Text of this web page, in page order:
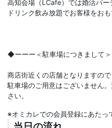
高知会場（LCafe）では婚活パー
ドリンク飲み放題でお客様をおも
◆ーーー＜駐車場につきまして
商店街近くの店舗となりますの
駐車場のご用意はございません
さい。
※オミカレでの会員登録にあたっ